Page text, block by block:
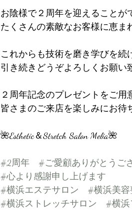
お陰様で２周年を迎えることが
たくさんの素敵なお客様に恵ま
これからも技術を磨き学びを続
引き続きどうぞよろしくお願い
２周年記念のプレゼントをご用
皆さまのご来店を楽しみにお
🌺Esthetic＆Stretch Salon Melia🌺
#2周年
#ご愛顧ありがとうご
#心より感謝申し上げます
#横浜エステサロン
#横浜美容
#横浜ストレッチサロン
#横浜